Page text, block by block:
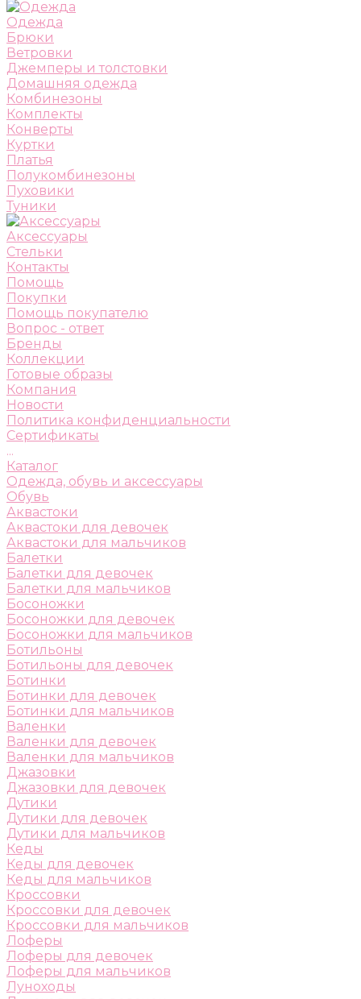
Одежда
Брюки
Ветровки
Джемперы и толстовки
Домашняя одежда
Комбинезоны
Комплекты
Конверты
Куртки
Платья
Полукомбинезоны
Пуховики
Туники
Аксессуары
Стельки
Контакты
Помощь
Покупки
Помощь покупателю
Вопрос - ответ
Бренды
Коллекции
Готовые образы
Компания
Новости
Политика конфиденциальности
Сертификаты
...
Каталог
Одежда, обувь и аксессуары
Обувь
Аквастоки
Аквастоки для девочек
Аквастоки для мальчиков
Балетки
Балетки для девочек
Балетки для мальчиков
Босоножки
Босоножки для девочек
Босоножки для мальчиков
Ботильоны
Ботильоны для девочек
Ботинки
Ботинки для девочек
Ботинки для мальчиков
Валенки
Валенки для девочек
Валенки для мальчиков
Джазовки
Джазовки для девочек
Дутики
Дутики для девочек
Дутики для мальчиков
Кеды
Кеды для девочек
Кеды для мальчиков
Кроссовки
Кроссовки для девочек
Кроссовки для мальчиков
Лоферы
Лоферы для девочек
Лоферы для мальчиков
Луноходы